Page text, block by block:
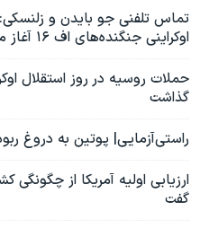
تماس تلفنی جو بایدن و
اوکراینی جنگنده‌های اف‌ ۱۶ آغاز می‌کند
گذاشت
راستی‌آزمایی| پوتین به دروغ
ارزیابی اولیه آمریکا از
گفت